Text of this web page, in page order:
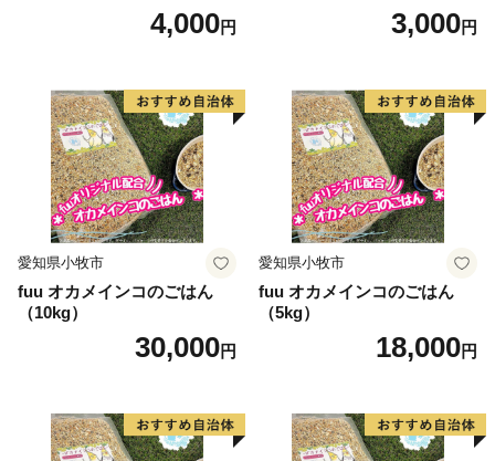
4,000円 3,000円
愛知県小牧市
fuu オカメインコのごはん
（10kg）
30,000円
愛知県小牧市
fuu オカメインコのごはん
（5kg）
18,000円